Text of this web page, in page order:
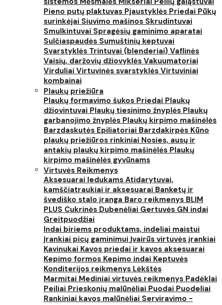
Pieno putų plaktuvas Pjaustyklės Priedai Pūkų
surinkėjai Siuvimo mašinos Skrudintuvai
Smulkintuvai Spragėsių gaminimo aparatai
Sulčiaspaudės Sumuštinių keptuvai
Svarstyklės Trintuvai (blenderiai) Vaflinės
Vaisių, daržovių džiovyklės Vakuumatoriai
Virduliai Virtuvinės svarstyklės Virtuviniai
kombainai
Plaukų priežiūra
Plaukų formavimo šukos Priedai Plaukų
džiovintuvai Plaukų tiesinimo žnyplės Plaukų
garbanojimo žnyplės Plaukų kirpimo mašinėlės
Barzdaskutės Epiliatoriai Barzdakirpės Kūno
plaukų priežiūros rinkiniai Nosies, ausų ir
antakių plaukų kirpimo mašinėlės Plaukų
kirpimo mašinėlės gyvūnams
Virtuvės Reikmenys
Aksesuarai ledukams Atidarytuvai,
kamščiatraukiai ir aksesuarai Banketų ir
švediško stalo įranga Baro reikmenys BLIM
PLUS Cukrinės Dubenėliai Gertuvės GN indai
Greitpuodžiai
Indai biriems produktams, indeliai maistui
Įrankiai picų gaminimui Įvairūs virtuvės įrankiai
Kavinukai Kavos priedai ir kavos aksesuarai
Kepimo formos Kepimo indai Keptuvės
Konditerijos reikmenys Lėkštės
Marmitai Mediniai virtuvės reikmenys Padėklai
Peiliai Prieskonių malūnėliai Puodai Puodeliai
Rankiniai kavos malūnėliai Serviravimo -